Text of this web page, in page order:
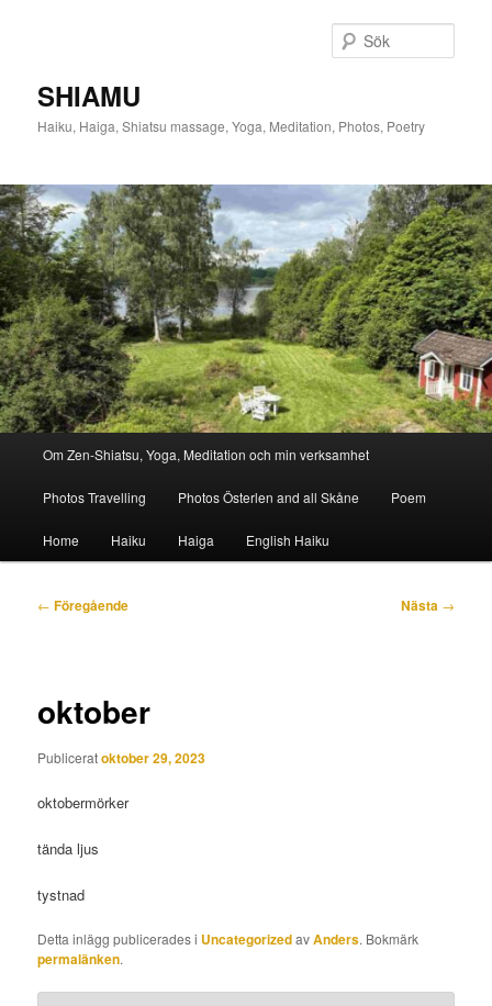
SHIAMU
Haiku, Haiga, Shiatsu massage, Yoga, Meditation, Photos, Poetry
Om Zen-Shiatsu, Yoga, Meditation och min verksamhet
Photos Travelling Photos Österlen and all Skåne Poem
Home Haiku Haiga English Haiku
Inläggsnavigering
← Föregående Nästa →
oktober
Publiceratoktober 29, 2023
oktobermörker
tända ljus
tystnad
Detta inlägg publicerades i UncategorizedavAnders. Bokmärk
permalänken.